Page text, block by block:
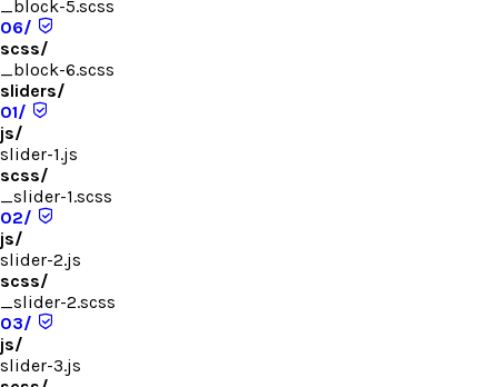
_block-5.scss
06/
scss/
_block-6.scss
sliders/
01/
js/
slider-1.js
scss/
_slider-1.scss
02/
js/
slider-2.js
scss/
_slider-2.scss
03/
js/
slider-3.js